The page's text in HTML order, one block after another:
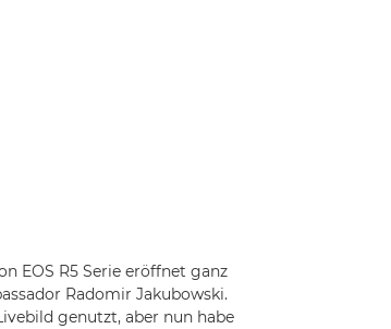
EOS R5 Serie eröffnet ganz
Radomir Jakubowski.
genutzt, aber nun habe